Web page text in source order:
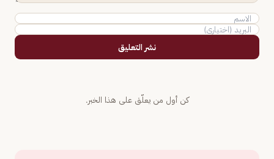
نشر التعليق
كن أول من يعلّق على هذا الخبر.